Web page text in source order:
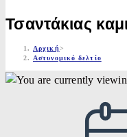
this
website
Τσαντάκιας
Αρχική>
Αστυνομικό δελτίο